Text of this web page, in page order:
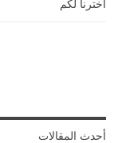
اخترنا لكم
أحدث المقالات